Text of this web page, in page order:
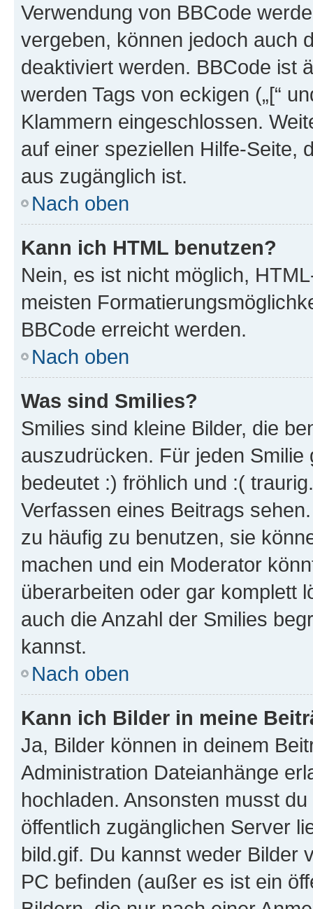
Verwendung von BBCode
vergeben, können jedoch auch
deaktiviert werden. BBCode ist
werden Tags von eckigen („[“
Klammern eingeschlossen.
auf einer speziellen Hilfe-Seite,
aus zugänglich ist.
Nach oben
Kann ich HTML benutzen?
Nein, es ist nicht möglich,
meisten
BBCode erreicht werden.
Nach oben
Was sind Smilies?
Smilies sind kleine Bilder, die
auszudrücken. Für jeden
bedeutet :) fröhlich und :(
Verfassen eines Beitrags
zu häufig zu benutzen, sie
machen und ein Moderator
überarbeiten oder gar komplett
auch die Anzahl der Smilies
kannst.
Nach oben
Kann ich Bilder in meine
Ja, Bilder können in deinem
Administration Dateianhänge
hochladen. Ansonsten musst
öffentlich zugänglichen Server
bild.gif. Du kannst weder Bilder
PC befinden (außer es ist ein